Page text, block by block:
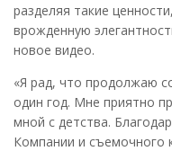
разделяя такие
врожденную
новое видео.
«Я рад, что продолжаю
один год. Мне приятно
мной с детства.
Компании и съемочного